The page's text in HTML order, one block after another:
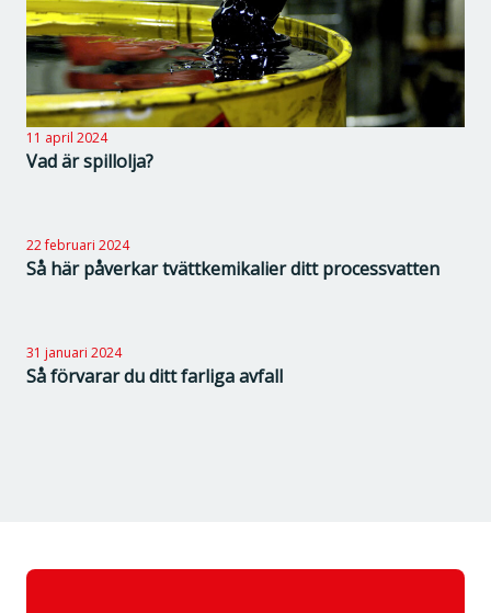
11 april 2024
Vad är spillolja?
22 februari 2024
Så här påverkar tvättkemikalier ditt processvatten
31 januari 2024
Så förvarar du ditt farliga avfall